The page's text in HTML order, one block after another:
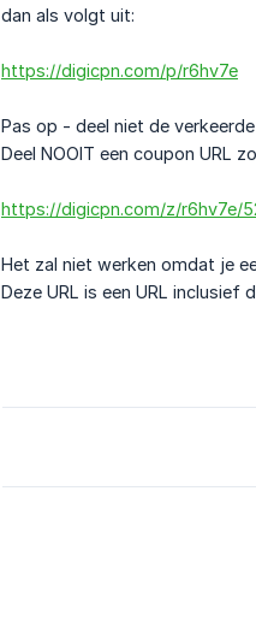
dan als volgt uit:
https://digicpn.com/p/r6hv7e
Pas op - deel niet de verkeerde
Deel NOOIT een coupon URL
https://digicpn.com/z/r6hv7e/
Het zal niet werken omdat je
Deze URL is een URL inclusief